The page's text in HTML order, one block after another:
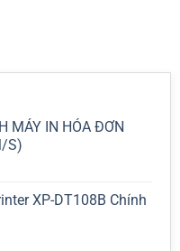
MÁY IN HÓA ĐƠN
S)
XP-DT108B Chính